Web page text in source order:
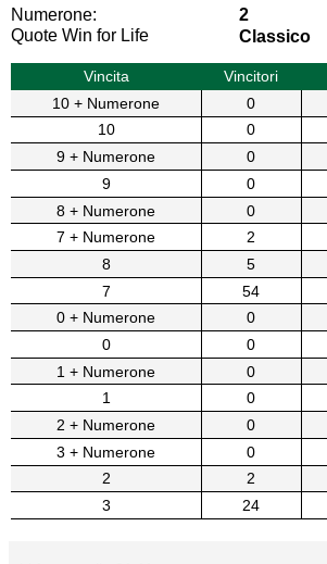
Numerone:
2
Quote Win for Life
Classico
Vincita Vincitori
10 + Numerone
0
10
0
9 + Numerone
0
9
0
8 + Numerone
0
7 + Numerone
2
8
5
7
54
0 + Numerone
0
0
0
1 + Numerone
0
1
0
2 + Numerone
0
3 + Numerone
0
2
2
3
24